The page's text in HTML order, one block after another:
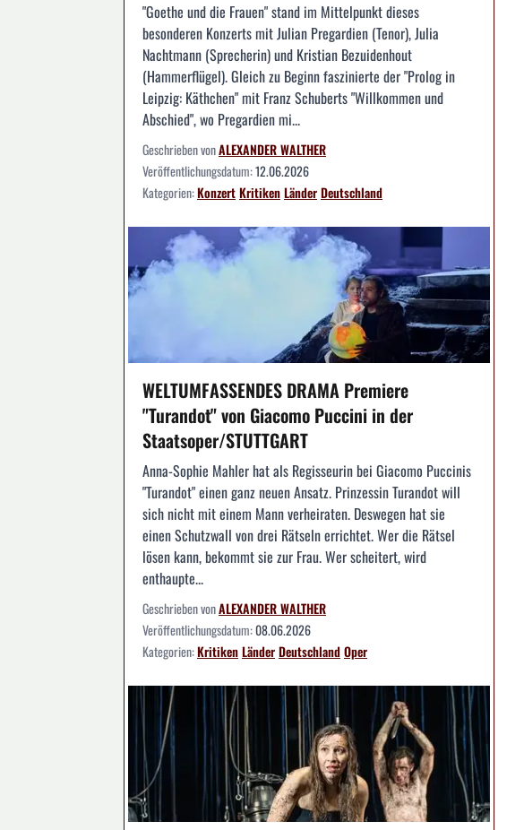
"Goethe und die Frauen" stand im Mittelpunkt dieses
besonderen Konzerts mit Julian Pregardien (Tenor), Julia
Nachtmann (Sprecherin) und Kristian Bezuidenhout
(Hammerflügel). Gleich zu Beginn faszinierte der "Prolog in
Leipzig: Käthchen" mit Franz Schuberts "Willkommen und
Abschied", wo Pregardien mi...
Geschrieben vonALEXANDER WALTHER
Veröffentlichungsdatum:12.06.2026
Kategorien:KonzertKritikenLänderDeutschland
WELTUMFASSENDES DRAMA Premiere
"Turandot" von Giacomo Puccini in der
Staatsoper/STUTTGART
Anna-Sophie Mahler hat als Regisseurin bei Giacomo Puccinis
"Turandot" einen ganz neuen Ansatz. Prinzessin Turandot will
sich nicht mit einem Mann verheiraten. Deswegen hat sie
einen Schutzwall von drei Rätseln errichtet. Wer die Rätsel
lösen kann, bekommt sie zur Frau. Wer scheitert, wird
enthaupte...
Geschrieben vonALEXANDER WALTHER
Veröffentlichungsdatum:08.06.2026
Kategorien:KritikenLänderDeutschlandOper